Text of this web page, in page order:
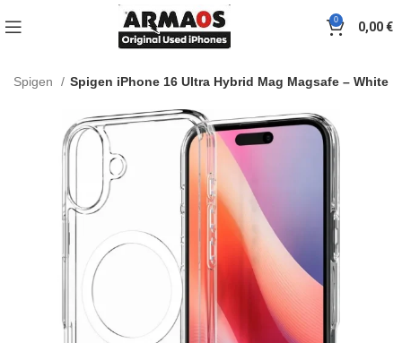
0 0,00€
Spigen Spigen iPhone 16 Ultra Hybrid Mag Magsafe – White